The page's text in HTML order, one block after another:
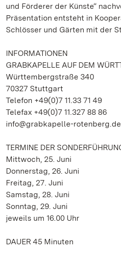
und Förderer der Künste“
Präsentation entsteht in
Schlösser und Gärten mit der
INFORMATIONEN
GRABKAPELLE AUF DEM
Württembergstraße 340
70327 Stuttgart
Telefon +49(0)7 11.33 71 49
Telefax +49(0)7 11.327 88 86
info@grabkapelle-rotenberg.de
TERMINE DER
Mittwoch, 25. Juni
Donnerstag, 26. Juni
Freitag, 27. Juni
Samstag, 28. Juni
Sonntag, 29. Juni
jeweils um 16.00 Uhr
DAUER 45 Minuten